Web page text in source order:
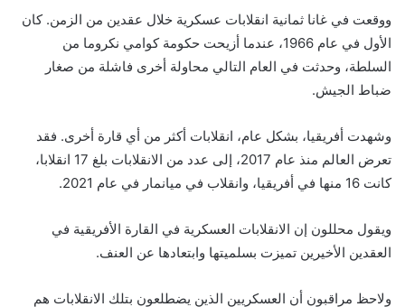
ووقعت في غانا ثمانية انقلابات عسكرية خلال عقدين من الزمن. كان
الأول في عام 1966، عندما أزيحت حكومة كوامي نكروما من
السلطة، وحدثت في العام التالي محاولة أخرى فاشلة من صغار
ضباط الجيش.
وشهدت أفريقيا، بشكل عام، انقلابات أكثر من أي قارة أخرى. فقد
تعرض العالم منذ عام 2017، إلى عدد من الانقلابات بلغ 17 انقلابا،
كانت 16 منها في أفريقيا، وانقلاب في ميانمار في عام 2021.
ويقول محللون إن الانقلابات العسكرية في القارة الأفريقية في
العقدين الأخيرين تميزت بسلميتها وابتعادها عن العنف.
ولاحظ مراقبون أن العسكريين الذين يضطلعون بتلك الانقلابات هم